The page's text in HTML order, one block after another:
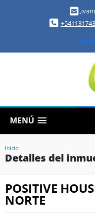
MENÚ
Inicio
Detalles del
POSITIVE
NORTE